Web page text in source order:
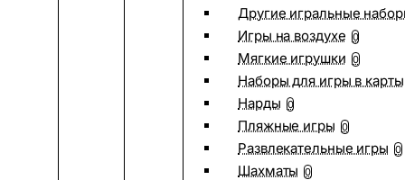
Другие игральные
Игры на воздухе 0
Мягкие игрушки 0
Наборы для игры в карты
Нарды 0
Пляжные игры 0
Развлекательные игры 0
Шахматы 0